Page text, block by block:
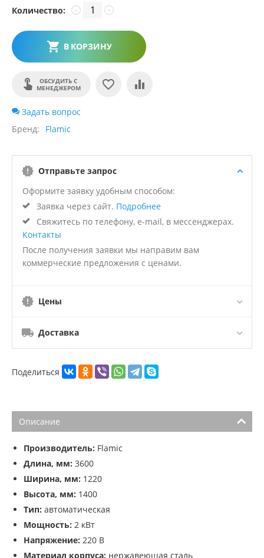
Количество: +
−
В КОРЗИНУ
ОБСУДИТЬ С
МЕНЕДЖЕРОМ
Задать вопрос
Бренд
Flamic
Отправьте запрос
Оформите заявку удобным способом:
Заявка через сайт. Подробнее
Свяжитесь по телефону, e-mail, в мессенджерах.
Контакты
После получения заявки мы направим вам
коммерческие предложения с ценами.
Цены
Доставка
Поделиться
Описание
Производитель: Flamic
Длина, мм: 3600
Ширина, мм: 1220
Высота, мм: 1400
Тип: автоматическая
Мощность: 2 кВт
Напряжение: 220 В
Материал корпуса: нержавеющая сталь